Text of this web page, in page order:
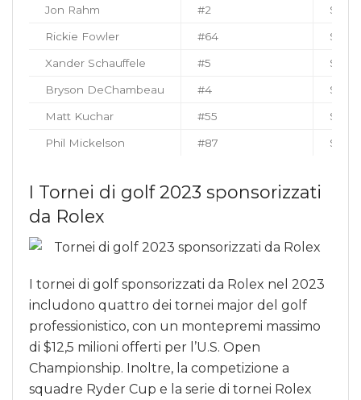
Jon Rahm #2
Rickie Fowler #64
Xander Schauffele #5
Bryson DeChambeau #4
Matt Kuchar #55
Phil Mickelson #87
I Tornei di golf 2023 sponsorizzati
da Rolex
I tornei di golf sponsorizzati da Rolex nel 2023
includono quattro dei tornei major del golf
professionistico, con un montepremi massimo
di $12,5 milioni offerti per l’U.S. Open
Championship. Inoltre, la competizione a
squadre Ryder Cup e la serie di tornei Rolex